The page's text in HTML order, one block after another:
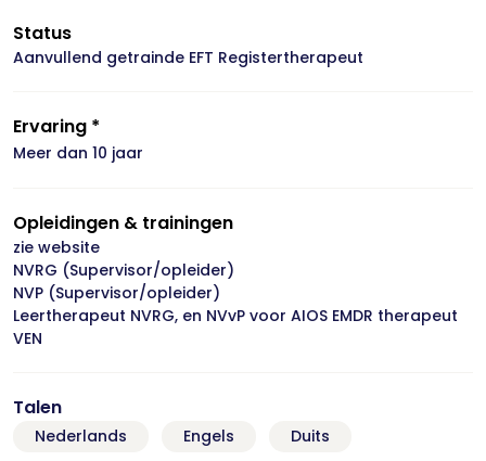
Status
Aanvullend getrainde EFT Registertherapeut
Ervaring *
Meer dan 10 jaar
Opleidingen & trainingen
zie website
NVRG (Supervisor/opleider)
NVP (Supervisor/opleider)
Leertherapeut NVRG, en NVvP voor AIOS EMDR therapeut
VEN
Talen
Nederlands Engels Duits